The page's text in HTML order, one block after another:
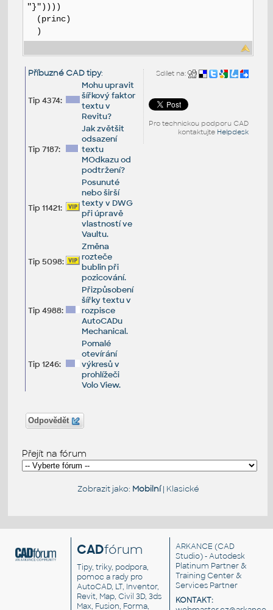
"}"))))
(princ)
)
Sdílet na:
Pro technickou podporu CAD
kontaktujte Helpdesk
Příbuzné CAD tipy:
Tip 4374:
Mohu upravit
šířkový faktor
textu v
Revitu?
Tip 7187:
Jak zvětšit
odsazení
textu
MOdkazu od
podtržení?
Tip 11421:
Posunuté
nebo širší
texty v DWG
při úpravě
vlastností ve
Vaultu.
Tip 5098:
Změna
rozteče
bublin při
pozicování.
Tip 4988:
Přizpůsobení
šířky textu v
rozpisce
AutoCADu
Mechanical.
Tip 1246:
Pomalé
otevírání
výkresů v
prohlížeči
Volo View.
Odpovědět
Přejít na fórum
Zobrazit jako: Mobilní| Klasické
CADfórum
Tipy, triky, podpora,
pomoc a rady pro
AutoCAD, LT, Inventor,
Revit, Map, Civil 3D, 3ds
Max, Fusion, Forma,
ARKANCE (CAD
Studio) - Autodesk
Platinum Partner &
Training Center &
Services Partner
KONTAKT: